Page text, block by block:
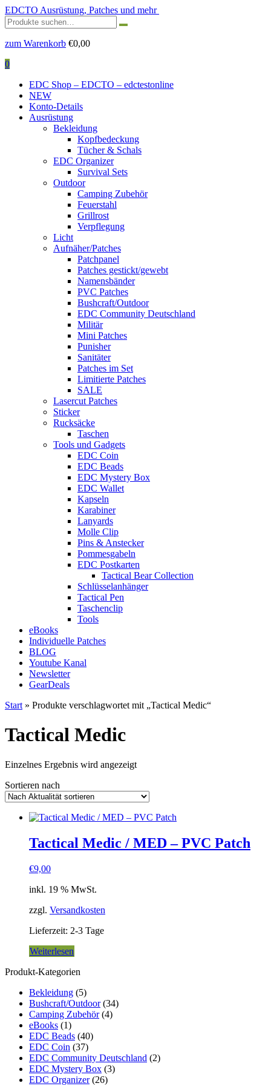
EDCTO Ausrüstung, Patches und mehr
Suchen
nach:
zum Warenkorb €0,00
0
EDC Shop – EDCTO – edctestonline
NEW
Konto-Details
Ausrüstung
Bekleidung
Kopfbedeckung
Tücher & Schals
EDC Organizer
Survival Sets
Outdoor
Camping Zubehör
Feuerstahl
Grillrost
Verpflegung
Licht
Aufnäher/Patches
Patchpanel
Patches gestickt/gewebt
Namensbänder
PVC Patches
Bushcraft/Outdoor
EDC Community Deutschland
Militär
Mini Patches
Punisher
Sanitäter
Patches im Set
Limitierte Patches
SALE
Lasercut Patches
Sticker
Rucksäcke
Taschen
Tools und Gadgets
EDC Coin
EDC Beads
EDC Mystery Box
EDC Wallet
Kapseln
Karabiner
Lanyards
Molle Clip
Pins & Anstecker
Pommesgabeln
EDC Postkarten
Tactical Bear Collection
Schlüsselanhänger
Tactical Pen
Taschenclip
Tools
eBooks
Individuelle Patches
BLOG
Youtube Kanal
Newsletter
GearDeals
Start » Produkte verschlagwortet mit „Tactical Medic“
Tactical Medic
Einzelnes Ergebnis wird angezeigt
Sortieren nach
Tactical Medic / MED – PVC Patch
€9,00
inkl. 19 % MwSt.
zzgl. Versandkosten
Lieferzeit: 2-3 Tage
Weiterlesen
Produkt-Kategorien
Bekleidung (5)
Bushcraft/Outdoor (34)
Camping Zubehör (4)
eBooks (1)
EDC Beads (40)
EDC Coin (37)
EDC Community Deutschland (2)
EDC Mystery Box (3)
EDC Organizer (26)